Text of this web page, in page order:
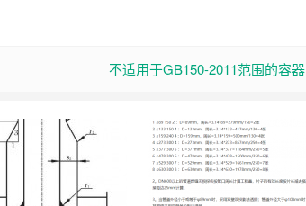
不适用于GB150-2011范围的容器